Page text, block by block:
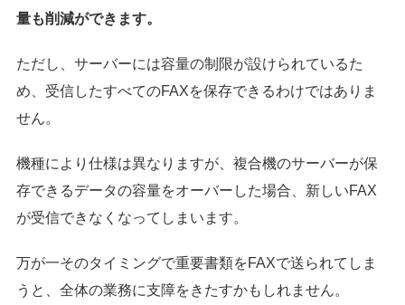
量も削減ができます。
ただし、サーバーには容量の制限が設けられているた
め、受信したすべてのFAXを保存できるわけではありま
せん。
機種により仕様は異なりますが、複合機のサーバーが保
存できるデータの容量をオーバーした場合、新しいFAX
が受信できなくなってしまいます。
万が一そのタイミングで重要書類をFAXで送られてしま
うと、全体の業務に支障をきたすかもしれません。